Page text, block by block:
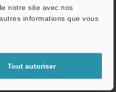
notre site avec nos
informations que vous
Tout autoriser